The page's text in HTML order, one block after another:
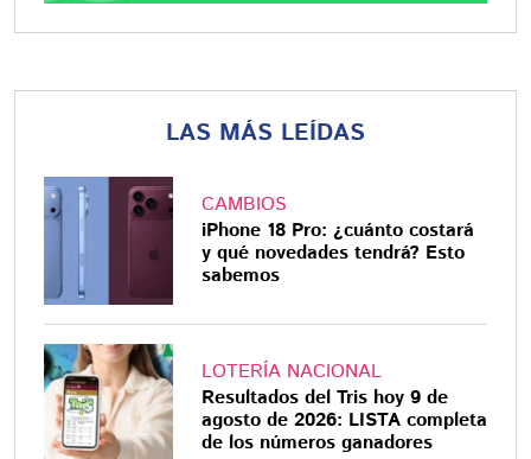
LAS MÁS LEÍDAS
CAMBIOS
iPhone 18 Pro: ¿cuánto costará
y qué novedades tendrá? Esto
sabemos
LOTERÍA NACIONAL
Resultados del Tris hoy 9 de
agosto de 2026: LISTA completa
de los números ganadores